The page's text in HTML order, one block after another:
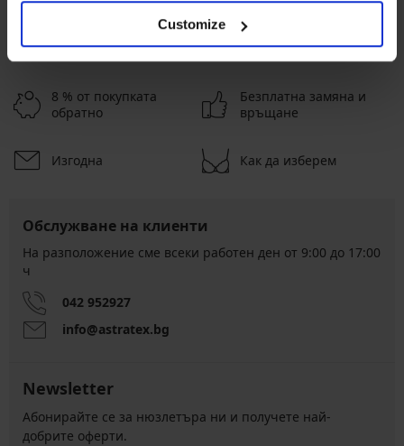
Customize
XL
M L S
8 % от покупката
обратно
Безплатна замяна и
връщане
Изгодна Как да изберем
Обслужване на клиенти
На разположение сме всеки работен ден от 9:00 до 17:00
ч
042 952927
info@astratex.bg
Newsletter
Абонирайте се за нюзлетъра ни и получете най-
добрите оферти.